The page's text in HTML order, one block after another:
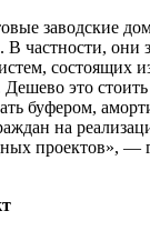
заводские
частности, они
состоящих
это
буфером,
на
проектов», —